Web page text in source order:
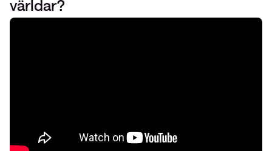
världar?